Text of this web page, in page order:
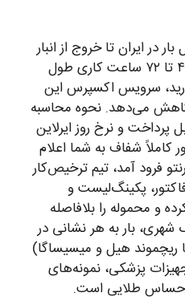
در ایران تا خروج از انبار
گمرکی پیرسون معمولاً بین ۴۸ تا ۷۲ ساعت کاری طول
سرویس اکسپرس این
۲۴ ساعت کاهش می‌دهد. نحوه محاسبه
پرداخت و نرخ روز ایرلاین
شفاف به شما اعلام
فرود آمد، تیم ترخیص‌کار
پکینگ‌لیست و
و محموله را بلافاصله
بار به هر نشانی در
ریچموند هیل و میسیساگا)
پزشکی، نمونه‌های
طلایی است.